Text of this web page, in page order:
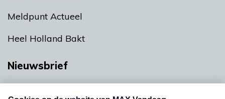
Meldpunt Actueel
Heel Holland Bakt
Nieuwsbrief